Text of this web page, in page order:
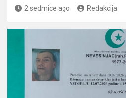
2 sedmice ago Redakcija